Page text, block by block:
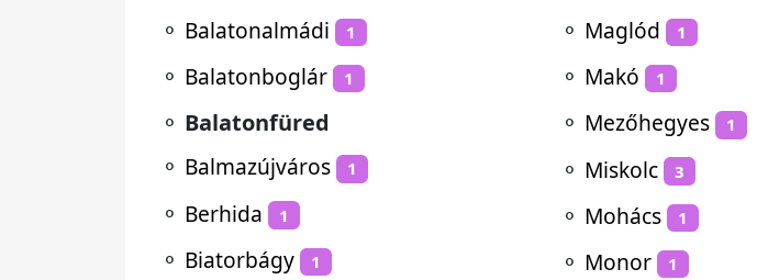
⚬ Balatonalmádi 1
⚬ Balatonboglár 1
⚬ Balatonfüred
⚬ Balmazújváros 1
⚬ Berhida 1
⚬ Biatorbágy 1
⚬ Maglód 1
⚬ Makó 1
⚬ Mezőhegyes 1
⚬ Miskolc 3
⚬ Mohács 1
⚬ Monor 1